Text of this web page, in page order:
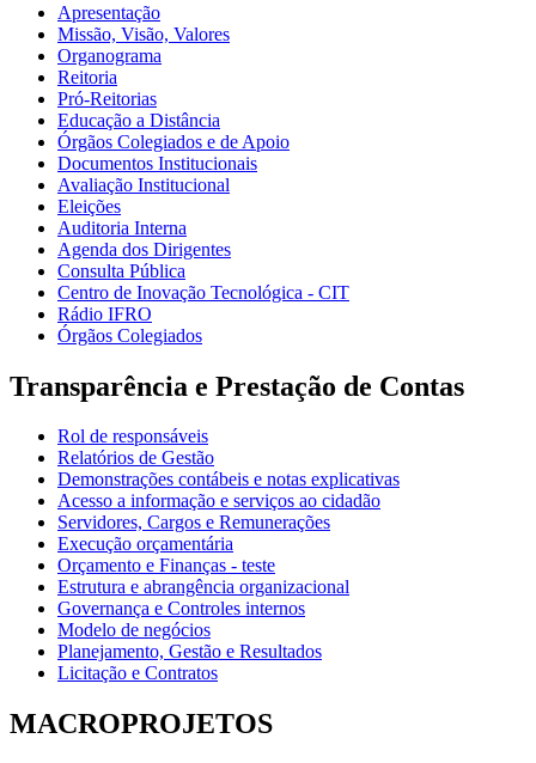
Apresentação
Missão, Visão, Valores
Organograma
Reitoria
Pró-Reitorias
Educação a Distância
Órgãos Colegiados e de Apoio
Documentos Institucionais
Avaliação Institucional
Eleições
Auditoria Interna
Agenda dos Dirigentes
Consulta Pública
Centro de Inovação Tecnológica - CIT
Rádio IFRO
Órgãos Colegiados
Transparência e Prestação de Contas
Rol de responsáveis
Relatórios de Gestão
Demonstrações contábeis e notas explicativas
Acesso a informação e serviços ao cidadão
Servidores, Cargos e Remunerações
Execução orçamentária
Orçamento e Finanças - teste
Estrutura e abrangência organizacional
Governança e Controles internos
Modelo de negócios
Planejamento, Gestão e Resultados
Licitação e Contratos
MACROPROJETOS